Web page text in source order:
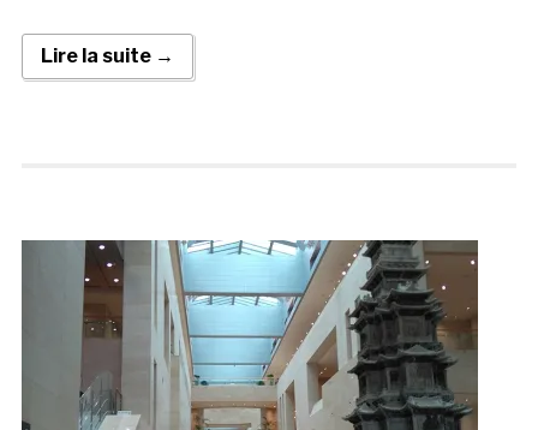
Lire la suite →